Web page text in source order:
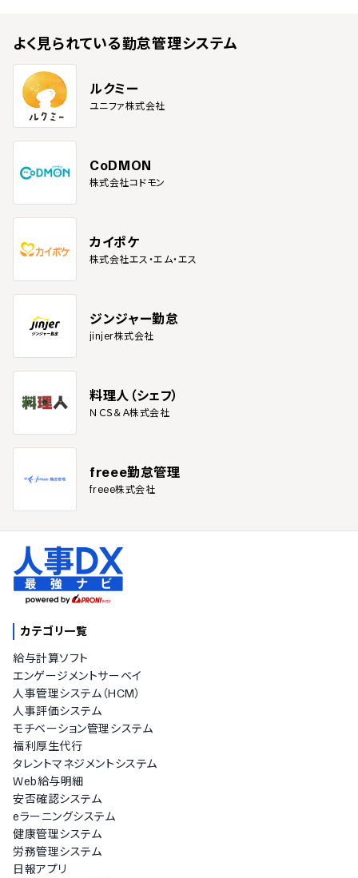
よく見られている勤怠管理システム
ルクミー
ユニファ株式会社
CoDMON
株式会社コドモン
カイポケ
株式会社エス・エム・エス
ジンジャー勤怠
jinjer株式会社
料理人（シェフ）
ＮＣＳ＆Ａ株式会社
freee勤怠管理
freee株式会社
カテゴリ一覧
給与計算ソフト
エンゲージメントサーベイ
人事管理システム（HCM）
人事評価システム
モチベーション管理システム
福利厚生代行
タレントマネジメントシステム
Web給与明細
安否確認システム
eラーニングシステム
健康管理システム
労務管理システム
日報アプリ